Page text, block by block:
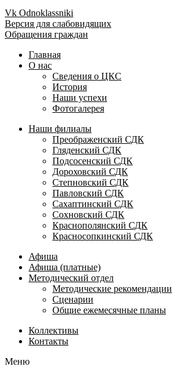
Vk Odnoklassniki
Версия для слабовидящих
Обращения граждан
Главная
О нас
Сведения о ЦКС
История
Наши успехи
Фотогалерея
Наши филиалы
Преображенский СДК
Гляденский СДК
Подсосенский СДК
Дороховский СДК
Степновский СДК
Павловский СДК
Сахаптинский СДК
Сохновский СДК
Краснополянский СДК
Красносопкинский СДК
Афиша
Афиша (платные)
Методический отдел
Методические рекомендации
Сценарии
Общие ежемесячные планы
Коллективы
Контакты
Меню